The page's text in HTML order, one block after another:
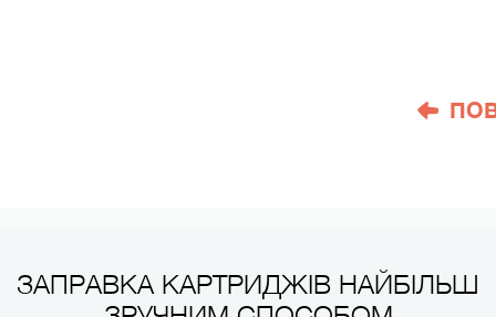
ЗАПРАВКА КАРТРИДЖІВ НАЙБІЛЬШ